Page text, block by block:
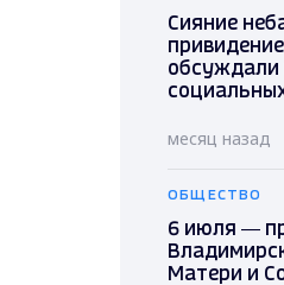
Сияние
обсуждали
месяц назад
ОБЩЕСТВО
6 июля —
Матери и